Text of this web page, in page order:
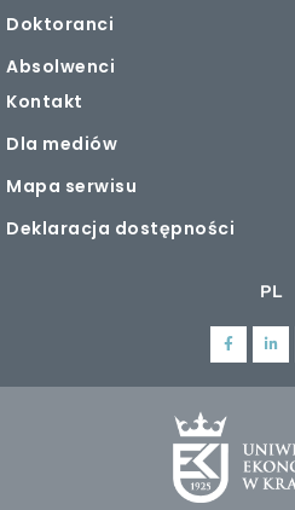
Doktoranci
Absolwenci
Kontakt
Dla mediów
Mapa serwisu
Deklaracja dostępności
PL